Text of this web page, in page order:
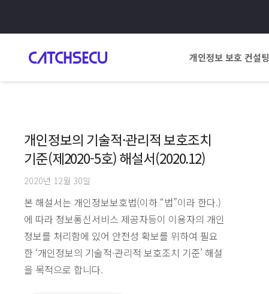
개인정보 보호 컨설팅
개인정보의 기술적·관리적 보호조치
기준(제2020-5호) 해설서(2020.12)
2020년 12월 30일
본 해설서는 개인정보보호법(이하 “법”이라 한다.)
에 따라 정보통신서비스 제공자등이 이용자의 개인
정보를 처리함에 있어 안전성 확보를 위하여 필요
한 ‘개인정보의 기술적·관리적 보호조치 기준’ 해설
을 목적으로 합니다.